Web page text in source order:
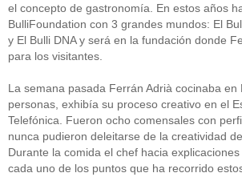
el concepto de gastronomía. En estos años
BulliFoundation con 3 grandes mundos: El
y El Bulli DNA y será en la fundación donde
para los visitantes.
La semana pasada Ferrán Adrià cocinaba en
personas, exhibía su proceso creativo en el
Telefónica. Fueron ocho comensales con
nunca pudieron deleitarse de la creatividad
Durante la comida el chef hacia
cada uno de los puntos que ha recorrido